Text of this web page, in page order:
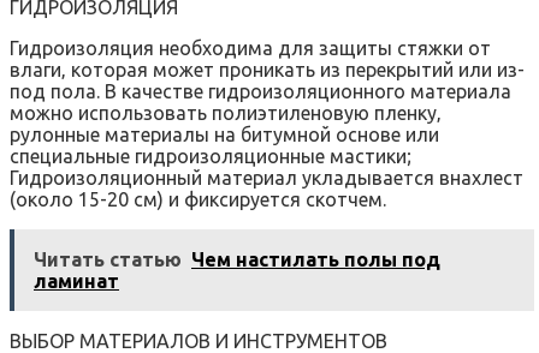
ГИДРОИЗОЛЯЦИЯ
Гидроизоляция необходима для защиты стяжки от
влаги‚ которая может проникать из перекрытий или из-
под пола. В качестве гидроизоляционного материала
можно использовать полиэтиленовую пленку‚
рулонные материалы на битумной основе или
специальные гидроизоляционные мастики;
Гидроизоляционный материал укладывается внахлест
(около 15-20 см) и фиксируется скотчем.
Читать статью Чем настилать полы под
ламинат
ВЫБОР МАТЕРИАЛОВ И ИНСТРУМЕНТОВ